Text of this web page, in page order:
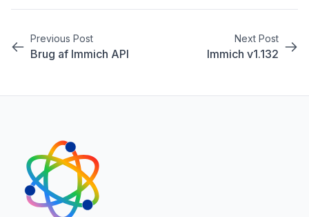
Previous Post
Brug af Immich API
Next Post
Immich v1.132